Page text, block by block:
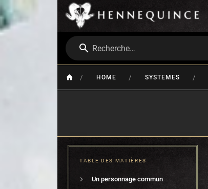
Recherche…
/ HOME / SYSTEMES /
TABLE DES MATIÈRES
Un personnage commun